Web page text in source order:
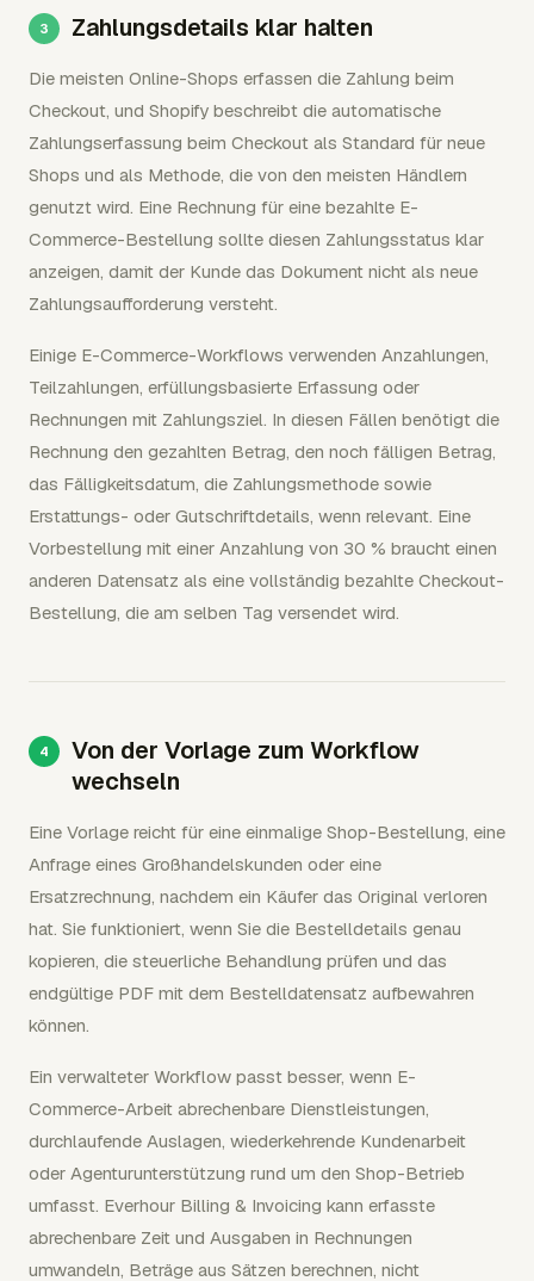
Zahlungsdetails klar halten
Die meisten Online-Shops erfassen die Zahlung beim
Checkout, und Shopify beschreibt die automatische
Zahlungserfassung beim Checkout als Standard für neue
Shops und als Methode, die von den meisten Händlern
genutzt wird. Eine Rechnung für eine bezahlte E-
Commerce-Bestellung sollte diesen Zahlungsstatus klar
anzeigen, damit der Kunde das Dokument nicht als neue
Zahlungsaufforderung versteht.
Einige E-Commerce-Workflows verwenden Anzahlungen,
Teilzahlungen, erfüllungsbasierte Erfassung oder
Rechnungen mit Zahlungsziel. In diesen Fällen benötigt die
Rechnung den gezahlten Betrag, den noch fälligen Betrag,
das Fälligkeitsdatum, die Zahlungsmethode sowie
Erstattungs- oder Gutschriftdetails, wenn relevant. Eine
Vorbestellung mit einer Anzahlung von 30 % braucht einen
anderen Datensatz als eine vollständig bezahlte Checkout-
Bestellung, die am selben Tag versendet wird.
Von der Vorlage zum Workflow
wechseln
Eine Vorlage reicht für eine einmalige Shop-Bestellung, eine
Anfrage eines Großhandelskunden oder eine
Ersatzrechnung, nachdem ein Käufer das Original verloren
hat. Sie funktioniert, wenn Sie die Bestelldetails genau
kopieren, die steuerliche Behandlung prüfen und das
endgültige PDF mit dem Bestelldatensatz aufbewahren
können.
Ein verwalteter Workflow passt besser, wenn E-
Commerce-Arbeit abrechenbare Dienstleistungen,
durchlaufende Auslagen, wiederkehrende Kundenarbeit
oder Agenturunterstützung rund um den Shop-Betrieb
umfasst. Everhour Billing & Invoicing kann erfasste
abrechenbare Zeit und Ausgaben in Rechnungen
umwandeln, Beträge aus Sätzen berechnen, nicht